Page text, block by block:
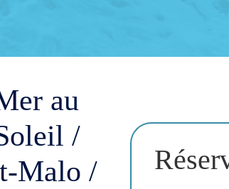
au
/
Malo /